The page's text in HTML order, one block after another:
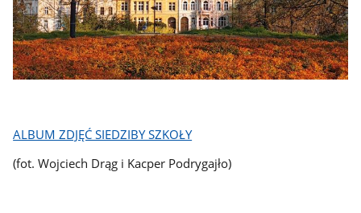
ALBUM ZDJĘĆ SIEDZIBY SZKOŁY
(fot. Wojciech Drąg i Kacper Podrygajło)